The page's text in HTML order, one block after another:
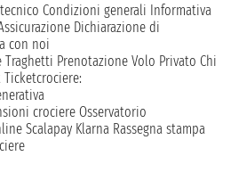
Condizioni generali Informativa
Dichiarazione di
con noi
Traghetti Prenotazione Volo Privato Chi
Ticketcrociere:
crociere Osservatorio
Scalapay Klarna Rassegna stampa